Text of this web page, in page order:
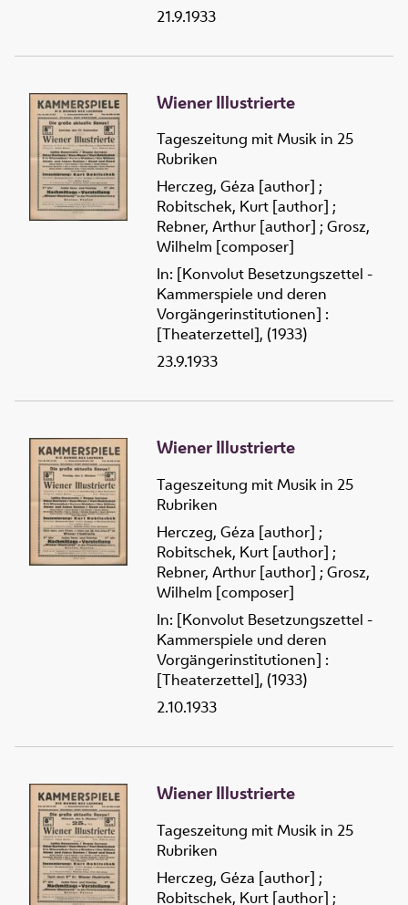
21.9.1933
Wiener Illustrierte
Tageszeitung mit Musik in 25
Rubriken
Herczeg, Géza [author] ;
Robitschek, Kurt [author] ;
Rebner, Arthur [author] ; Grosz,
Wilhelm [composer]
In: [Konvolut Besetzungszettel -
Kammerspiele und deren
Vorgängerinstitutionen] :
[Theaterzettel], (1933)
23.9.1933
Wiener Illustrierte
Tageszeitung mit Musik in 25
Rubriken
Herczeg, Géza [author] ;
Robitschek, Kurt [author] ;
Rebner, Arthur [author] ; Grosz,
Wilhelm [composer]
In: [Konvolut Besetzungszettel -
Kammerspiele und deren
Vorgängerinstitutionen] :
[Theaterzettel], (1933)
2.10.1933
Wiener Illustrierte
Tageszeitung mit Musik in 25
Rubriken
Herczeg, Géza [author] ;
Robitschek, Kurt [author] ;